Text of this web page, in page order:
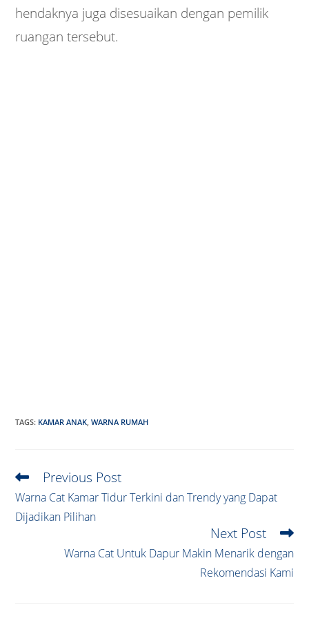
hendaknya juga disesuaikan dengan pemilik
ruangan tersebut.
TAGS: KAMAR ANAK, WARNA RUMAH
Read
articles
Previous Post
Warna Cat Kamar Tidur Terkini dan Trendy yang Dapat
Dijadikan Pilihan
Next Post
Warna Cat Untuk Dapur Makin Menarik dengan
Rekomendasi Kami